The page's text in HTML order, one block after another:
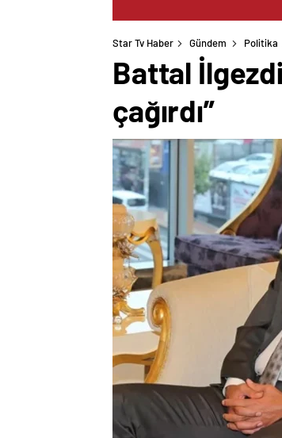
Star Tv Haber Gündem Politika
Battal İlgezdi
çağırdı”